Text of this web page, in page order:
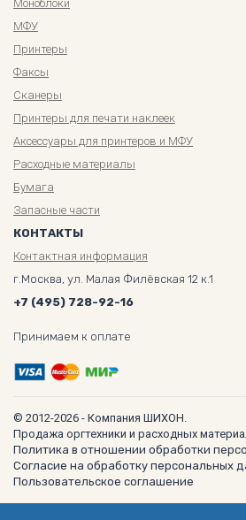
Моноблоки
МФУ
Принтеры
Факсы
Сканеры
Принтеры для печати наклеек
Аксессуары для принтеров и МФУ
Расходные материалы
Бумага
Запасные части
КОНТАКТЫ
Контактная информация
г.Москва, ул. Малая Филёвская 12 к.1
+7 (495) 728-92-16
Принимаем к оплате
© 2012-2026 - Компания ШИХОН.
Продажа оргтехники и расходных
Политика в отношении обработки
Согласие на обработку персональных
Пользовательское соглашение